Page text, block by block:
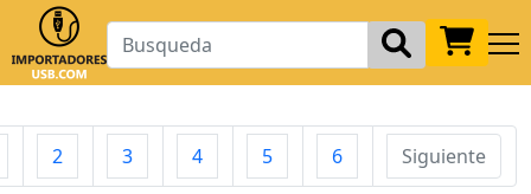
2 3 4 5 6 Siguiente